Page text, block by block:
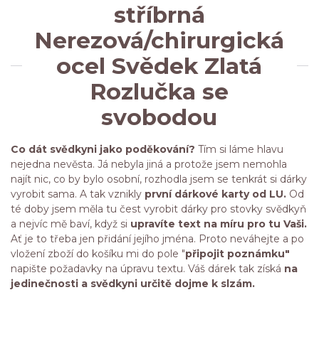
stříbrná
Nerezová/chirurgická
ocel Svědek Zlatá
Rozlučka se
svobodou
Co dát svědkyni jako poděkování? Tím si láme hlavu
nejedna nevěsta. Já nebyla jiná a protože jsem nemohla
najít nic, co by bylo osobní, rozhodla jsem se tenkrát si dárky
vyrobit sama. A tak vznikly první dárkové karty od LU. Od
té doby jsem měla tu čest vyrobit dárky pro stovky svědkyň
a nejvíc mě baví, když si upravíte text na míru pro tu Vaši.
Ať je to třeba jen přidání jejího jména. Proto neváhejte a po
vložení zboží do košíku mi do pole "připojit poznámku"
napište požadavky na úpravu textu. Váš dárek tak získá na
jedinečnosti a svědkyni určitě dojme k slzám.